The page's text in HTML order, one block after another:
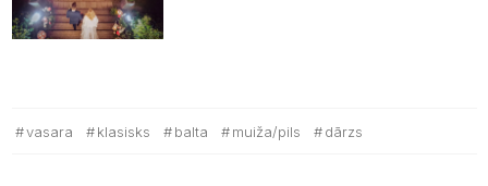
vasara klasisks balta muiža/pils dārzs